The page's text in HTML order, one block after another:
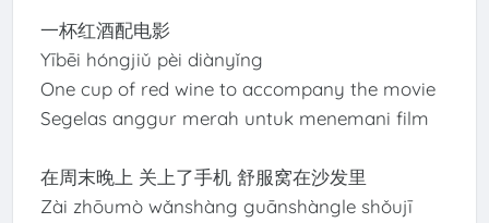
一杯红酒配电影
Yībēi hóngjiǔ pèi diànyǐng
One cup of red wine to accompany the movie
Segelas anggur merah untuk menemani film
在周末晚上 关上了手机 舒服窝在沙发里
Zài zhōumò wǎnshàng guānshàngle shǒujī